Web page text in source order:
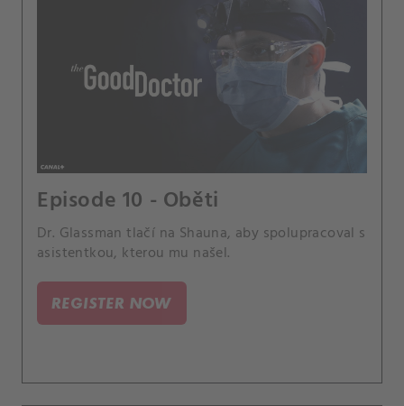
Episode 10 - Oběti
Dr. Glassman tlačí na Shauna, aby spolupracoval s
asistentkou, kterou mu našel.
REGISTER NOW